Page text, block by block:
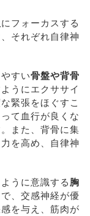
にフォーカスする
それぞれ自律神
すい骨盤や背骨
うにエクササイ
緊張をほぐすこ
て血行が良くな
また、背骨に集
を高め、自律神
うに意識する 胸
、交感神経が優
を与え、筋肉が